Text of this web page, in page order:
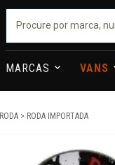
MARCAS VANS
RODA RODA IMPORTADA